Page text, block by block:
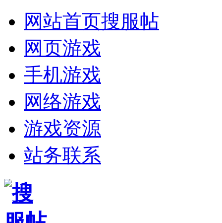
网站首页搜服帖
网页游戏
手机游戏
网络游戏
游戏资源
站务联系